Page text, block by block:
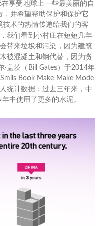
享受地球上一些最美丽的自
并希望帮助保护和保护它
术的热情传递给我们的客
我们看到小村庄在短短几年
带来垃圾和污染，因为建筑
被混凝土和钢代替，因为贪
盖茨（Bill Gates）于2014年
Book Make Make Mode
统计数据：过去三年来，中
中使用了更多的水泥。